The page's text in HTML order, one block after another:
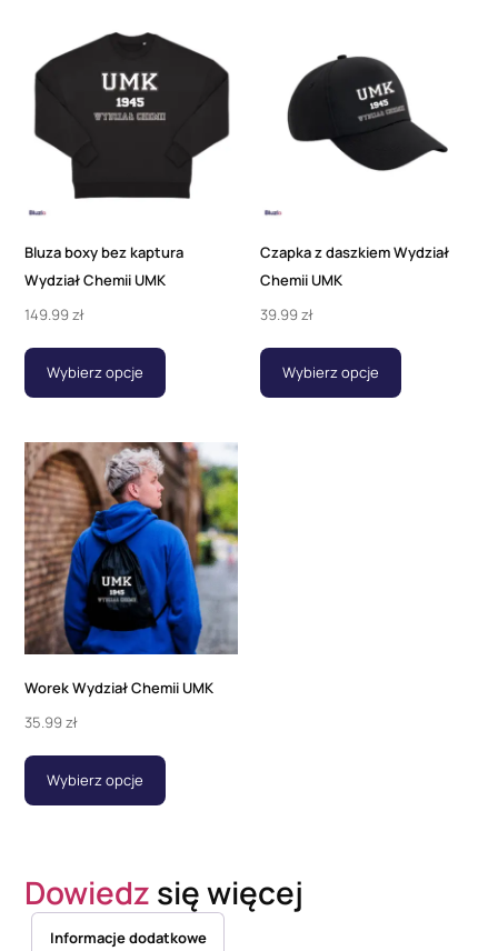
Bluza boxy bez kaptura
Wydział Chemii UMK
149.99zł
Wybierz opcje
Czapka z daszkiem Wydział
Chemii UMK
39.99 zł
Wybierz opcje
Worek Wydział Chemii UMK
35.99zł
Wybierz opcje
Dowiedz się więcej
Informacje dodatkowe